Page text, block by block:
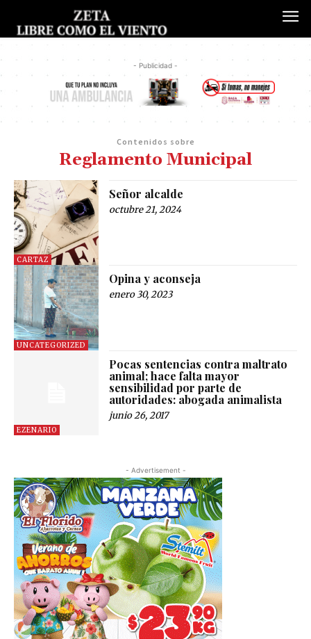
- Publicidad -
Contenidos sobre
Reglamento Municipal
CARTAZ
Señor alcalde
octubre 21, 2024
UNCATEGORIZED
Opina y aconseja
enero 30, 2023
EZENARIO
Pocas sentencias contra maltrato
animal; hace falta mayor
sensibilidad por parte de
autoridades: abogada animalista
junio 26, 2017
- Advertisement -